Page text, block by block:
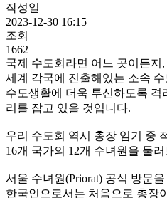
작성일
2023-12-30 16:15
조회
1662
국제 수도회라면 어느 곳이든지,
세계 각국에 진출해있는 소속
수도생활에 더욱 투신하도록 격
리를 잡고 있을 것입니다.
우리 수도회 역시 총장 임기 중
16개 국가의 12개 수녀원을 둘
서울 수녀원(Priorat) 공식 방문
한국인으로서는 처음으로 총장